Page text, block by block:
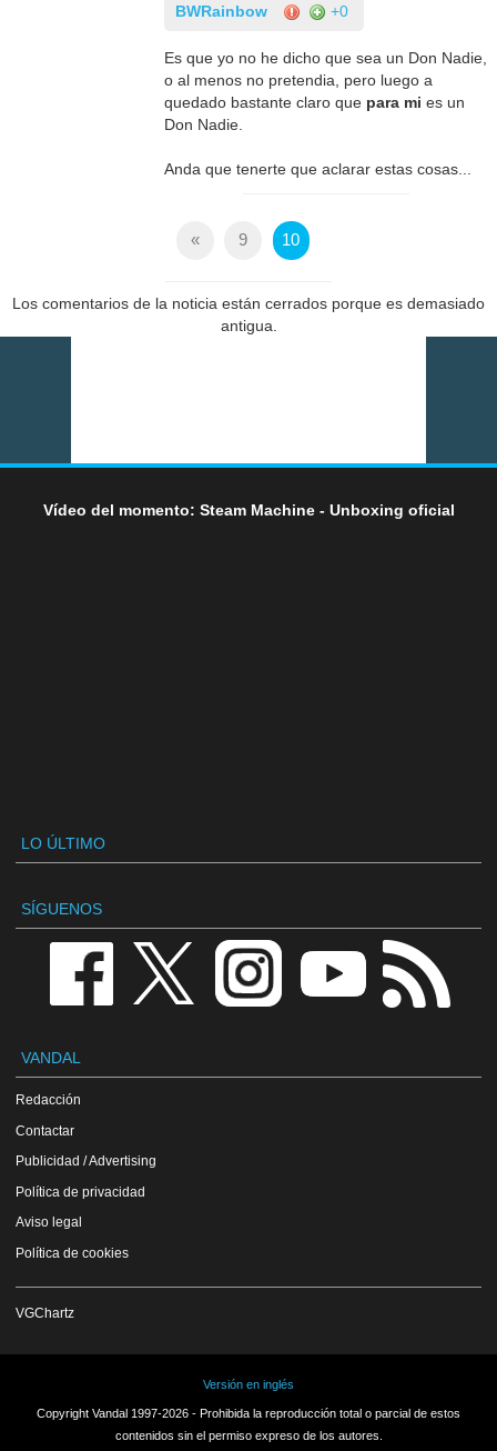
BWRainbow +0
Es que yo no he dicho que sea un Don Nadie,
o al menos no pretendia, pero luego a
quedado bastante claro que para mi es un
Don Nadie.
Anda que tenerte que aclarar estas cosas...
« 9 10
Los comentarios de la noticia están cerrados porque es demasiado
antigua.
Vídeo del momento: Steam Machine - Unboxing oficial
LO ÚLTIMO
SÍGUENOS
VANDAL
Redacción
Contactar
Publicidad / Advertising
Política de privacidad
Aviso legal
Política de cookies
VGChartz
Versión en inglés
Copyright Vandal 1997-2026 - Prohibida la reproducción total o parcial de estos
contenidos sin el permiso expreso de los autores.